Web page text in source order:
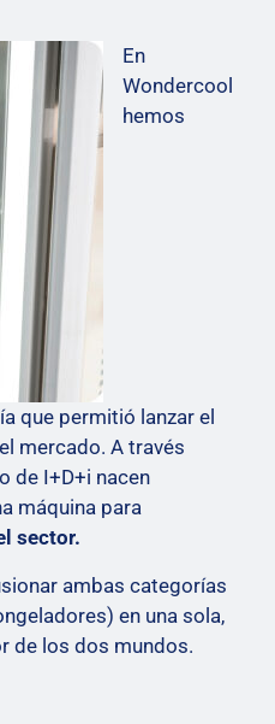
En
Wondercool
hemos
que permitió lanzar el
mercado. A través
de I+D+i nacen
máquina para
sector.
ambas categorías
en una sola,
de los dos mundos.